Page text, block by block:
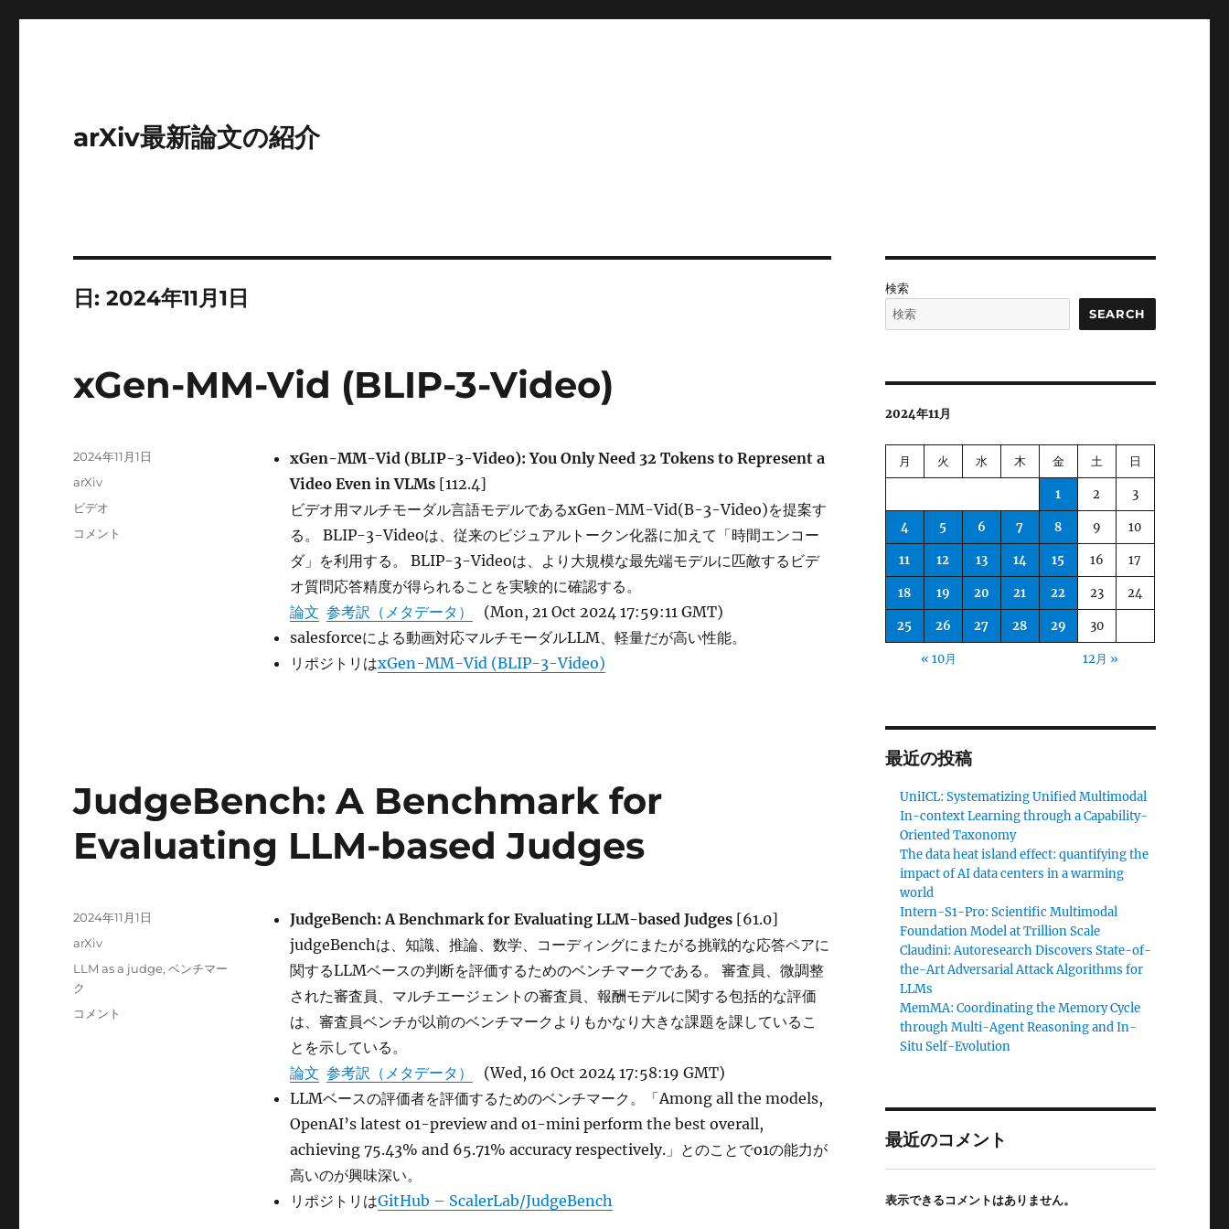
arXiv最新論文の紹介
日:2024年11月1日
xGen-MM-Vid (BLIP-3-Video)
xGen-MM-Vid (BLIP-3-Video): You Only Need 32 Tokens to Represent a
Video Even in VLMs [112.4]
ビデオ用マルチモーダル言語モデルであるxGen-MM-Vid(B-3-Video)を提案す
る。 BLIP-3-Videoは、従来のビジュアルトークン化器に加えて「時間エンコー
ダ」を利用する。 BLIP-3-Videoは、より大規模な最先端モデルに匹敵するビデ
オ質問応答精度が得られることを実験的に確認する。
論文 参考訳（メタデータ）
(Mon, 21 Oct 2024 17:59:11 GMT)
salesforceによる動画対応マルチモーダルLLM、軽量だが高い性能。
リポジトリはxGen-MM-Vid (BLIP-3-Video)
投
2024年11月1日
カ
テ
リ
arXiv
タ
ビデオ
xGen-
コメント
JudgeBench: A Benchmark for
Evaluating LLM-based Judges
JudgeBench: A Benchmark for Evaluating LLM-based Judges [61.0]
judgeBenchは、知識、推論、数学、コーディングにまたがる挑戦的な応答ペアに
関するLLMベースの判断を評価するためのベンチマークである。 審査員、微調整
された審査員、マルチエージェントの審査員、報酬モデルに関する包括的な評価
は、審査員ベンチが以前のベンチマークよりもかなり大きな課題を課しているこ
とを示している。
論文 参考訳（メタデータ）
(Wed, 16 Oct 2024 17:58:19 GMT)
LLMベースの評価者を評価するためのベンチマーク。「Among all the models,
OpenAI’s latest o1-preview and o1-mini perform the best overall,
achieving 75.43% and 65.71% accuracy respectively.」とのことでo1の能力が
高いのが興味深い。
リポジトリはGitHub – ScalerLab/JudgeBench
投
2024年11月1日
カ
ゴ
ー
arXiv
タ
グ
LLM as a judge,ベンチマー
ク
JudgeBench:
コメント
検索
SEARCH
2024年11月
月 火 水 木 金 土 日
1 2 3
4 5 6 7 8 9 10
11 12 13 14 15 16 17
18 19 20 21 22 23 24
25 26 27 28 29 30
« 10月 12月 »
最近の投稿
UniICL: Systematizing Unified Multimodal
In-context Learning through a Capability-
Oriented Taxonomy
The data heat island effect: quantifying the
impact of AI data centers in a warming
world
Intern-S1-Pro: Scientific Multimodal
Foundation Model at Trillion Scale
Claudini: Autoresearch Discovers State-of-
the-Art Adversarial Attack Algorithms for
LLMs
MemMA: Coordinating the Memory Cycle
through Multi-Agent Reasoning and In-
Situ Self-Evolution
最近のコメント
表示できるコメントはありません。